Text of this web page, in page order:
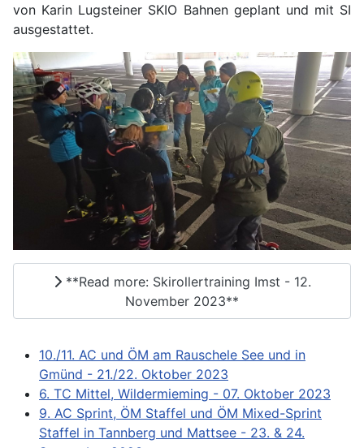
von Karin Lugsteiner SKIO Bahnen geplant und mit SI
ausgestattet.
**Read more: Skirollertraining Imst - 12.
November 2023**
10./11. AC und ÖM am Rauschele See und in
Gmünd - 21./22. Oktober 2023
6. TC Mittel, Wildermieming - 07. Oktober 2023
9. AC Sprint, ÖM Staffel und ÖM Mixed-Sprint
Staffel in Tannberg und Mattsee - 23. & 24.